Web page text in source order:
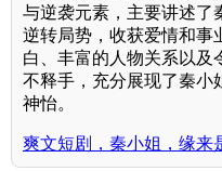
与逆袭元素，主要讲述了
逆转局势，收获爱情和事
白、丰富的人物关系以及
不释手，充分展现了秦小
神怡。
爽文短剧，秦小姐，缘来